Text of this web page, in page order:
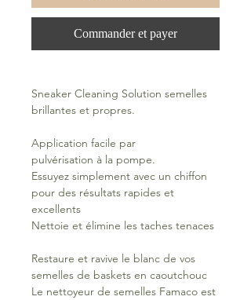
Commander et payer
Sneaker Cleaning Solution semelles
brillantes et propres.
Application facile par
pulvérisation à la pompe.
Essuyez simplement avec un chiffon
pour des résultats rapides et
excellents
Nettoie et élimine les taches tenaces
Restaure et ravive le blanc de vos
semelles de baskets en caoutchouc
Le nettoyeur de semelles Famaco est